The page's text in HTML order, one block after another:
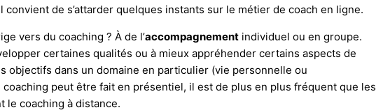
de s’attarder quelques instants sur le métier de coach en ligne.
vers du coaching ? À de l’accompagnement individuel ou en groupe.
certaines qualités ou à mieux appréhender certains aspects de
objectifs dans un domaine en particulier (vie personnelle ou
peut être fait en présentiel, il est de plus en plus fréquent que les
le coaching à distance.